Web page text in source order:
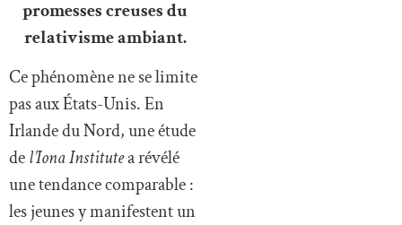
promesses creuses du
relativisme ambiant.
Ce phénomène ne se limite
pas aux États-Unis. En
Irlande du Nord, une étude
del’Iona Institutea révélé
une tendance comparable :
les jeunes y manifestent un